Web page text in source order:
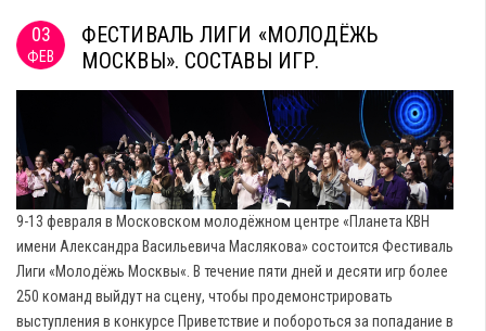
03
ФЕВ
ФЕСТИВАЛЬ ЛИГИ «МОЛОДЁЖЬ
МОСКВЫ». СОСТАВЫ ИГР.
9-13 февраля в Московском молодёжном центре «Планета КВН
имени Александра Васильевича Маслякова» состоится Фестиваль
Лиги «Молодёжь Москвы«. В течение пяти дней и десяти игр более
250 команд выйдут на сцену, чтобы продемонстрировать
выступления в конкурсе Приветствие и побороться за попадание в